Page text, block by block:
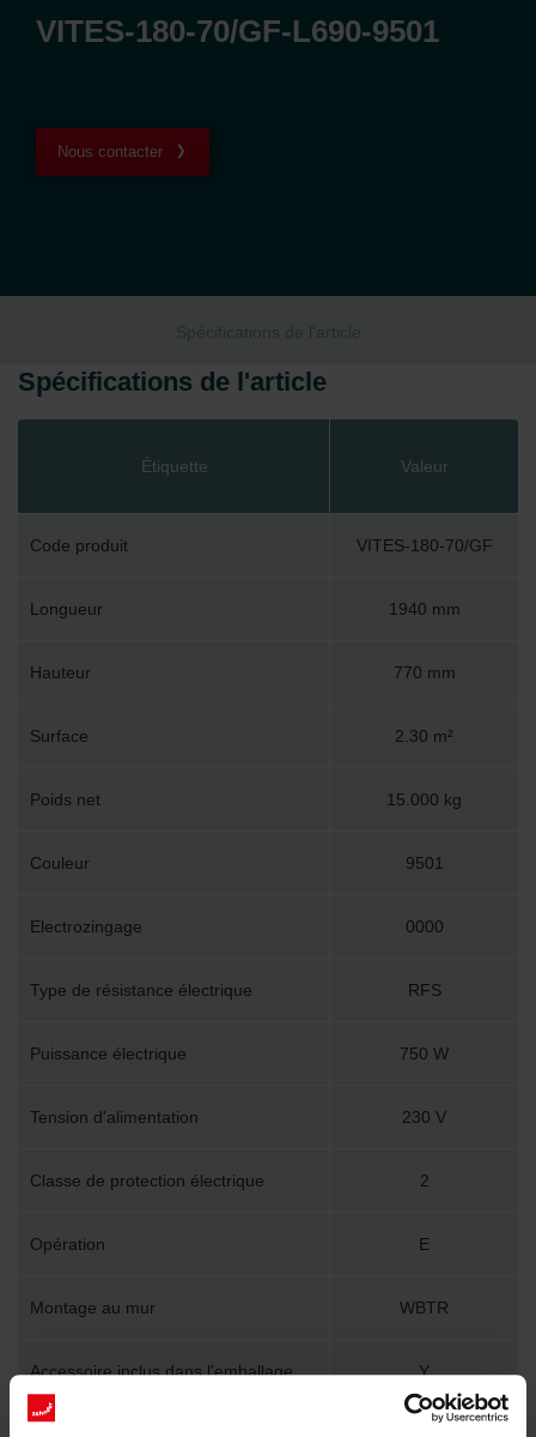
VITES-180-70/GF-L690-9501
Nous contacter
Spécifications de l'article
Spécifications de l'article
Étiquette Valeur
Code produit VITES-180-70/GF
Longueur 1940 mm
Hauteur 770 mm
Surface 2.30 m²
Poids net 15.000 kg
Couleur 9501
Electrozingage 0000
Type de résistance électrique RFS
Puissance électrique 750 W
Tension d'alimentation 230 V
Classe de protection électrique 2
Opération E
Montage au mur WBTR
Accessoire inclus dans l'emballage Y